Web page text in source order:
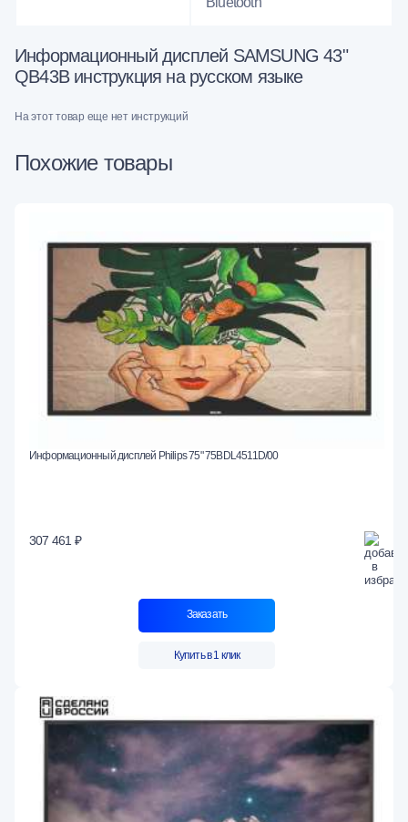
Информационный дисплей SAMSUNG 43"
QB43B инструкция на русском языке
На этот товар еще нет инструкций
Похожие товары
Информационный дисплей Philips 75" 75BDL4511D/00
307 461 ₽
Заказать
Купить в 1 клик